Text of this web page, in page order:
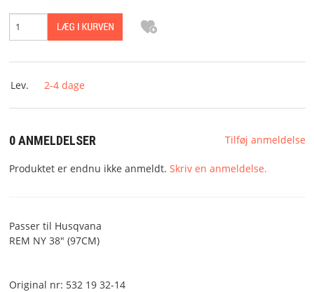
REPARATION
RESERVEDELESTEGNINGER
Lev. 2-4 dage
0 ANMELDELSER Tilføj anmeldelse
Produktet er endnu ikke anmeldt. Skriv en anmeldelse.
Passer til Husqvana
REM NY 38" (97CM)
Original nr: 532 19 32-14